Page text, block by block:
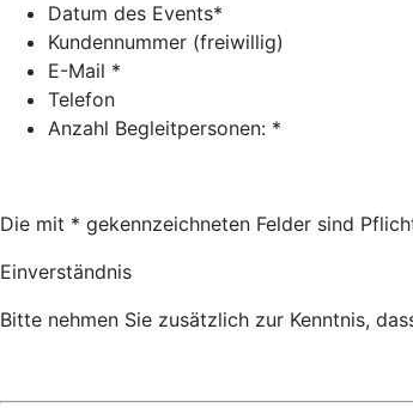
Datum des Events*
Kundennummer (freiwillig)
E-Mail *
Telefon
Anzahl Begleitpersonen: *
Die mit * gekennzeichneten Felder sind
Einverständnis
Bitte nehmen Sie zusätzlich zur Kenntnis,